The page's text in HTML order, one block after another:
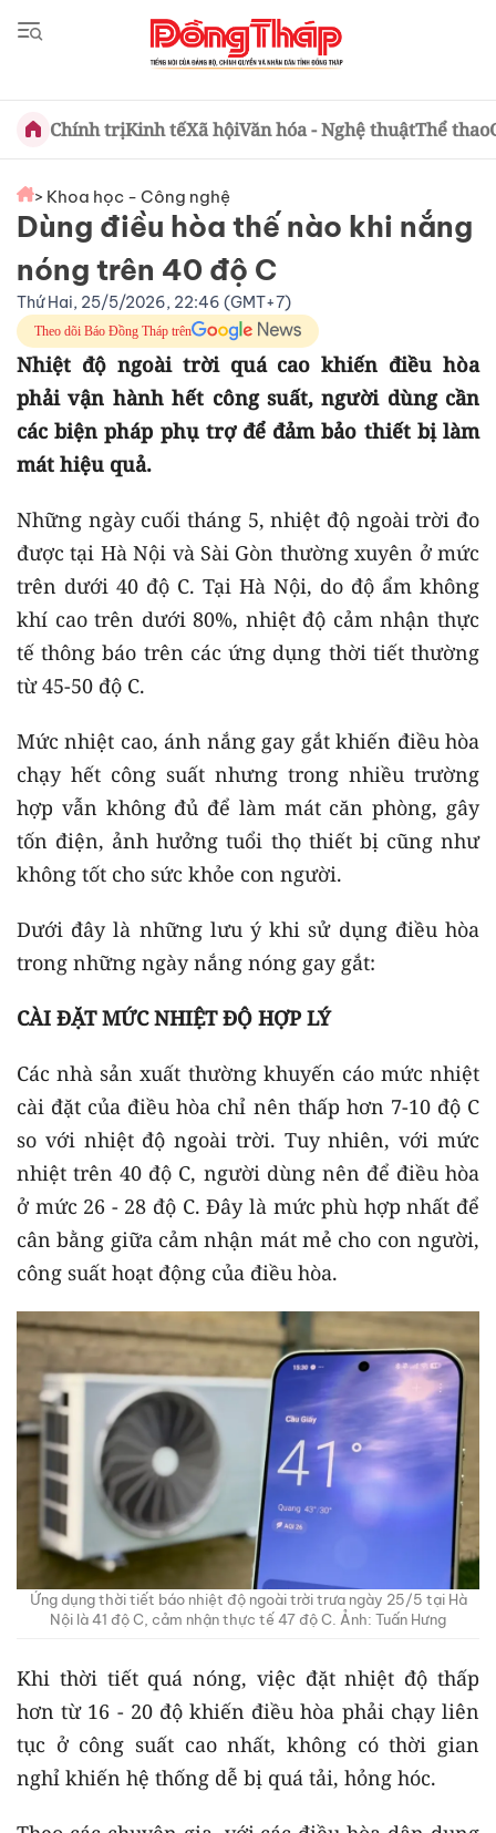
Chính trịKinh tếXã hộiVăn hóa - Nghệ thuậtThể thao
> Khoa học - Công nghệ
Dùng điều hòa thế nào khi nắng
nóng trên 40 độ C
Thứ Hai, 25/5/2026, 22:46 (GMT+7)
Theo dõi Báo Đồng Tháp trên
Nhiệt độ ngoài trời quá cao khiến điều hòa
phải vận hành hết công suất, người dùng cần
các biện pháp phụ trợ để đảm bảo thiết bị làm
mát hiệu quả.
Những ngày cuối tháng 5, nhiệt độ ngoài trời đo
được tại Hà Nội và Sài Gòn thường xuyên ở mức
trên dưới 40 độ C. Tại Hà Nội, do độ ẩm không
khí cao trên dưới 80%, nhiệt độ cảm nhận thực
tế thông báo trên các ứng dụng thời tiết thường
từ 45-50 độ C.
Mức nhiệt cao, ánh nắng gay gắt khiến điều hòa
chạy hết công suất nhưng trong nhiều trường
hợp vẫn không đủ để làm mát căn phòng, gây
tốn điện, ảnh hưởng tuổi thọ thiết bị cũng như
không tốt cho sức khỏe con người.
Dưới đây là những lưu ý khi sử dụng điều hòa
trong những ngày nắng nóng gay gắt:
CÀI ĐẶT MỨC NHIỆT ĐỘ HỢP LÝ
Các nhà sản xuất thường khuyến cáo mức nhiệt
cài đặt của điều hòa chỉ nên thấp hơn 7-10 độ C
so với nhiệt độ ngoài trời. Tuy nhiên, với mức
nhiệt trên 40 độ C, người dùng nên để điều hòa
ở mức 26 - 28 độ C. Đây là mức phù hợp nhất để
cân bằng giữa cảm nhận mát mẻ cho con người,
công suất hoạt động của điều hòa.
Ứng dụng thời tiết báo nhiệt độ ngoài trời trưa ngày 25/5 tại Hà
Nội là 41 độ C, cảm nhận thực tế 47 độ C. Ảnh: Tuấn Hưng
Khi thời tiết quá nóng, việc đặt nhiệt độ thấp
hơn từ 16 - 20 độ khiến điều hòa phải chạy liên
tục ở công suất cao nhất, không có thời gian
nghỉ khiến hệ thống dễ bị quá tải, hỏng hóc.